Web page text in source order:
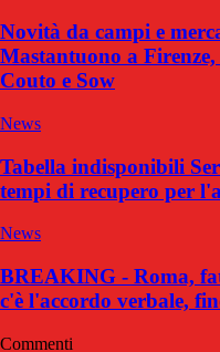
Novità da campi e
Mastantuono a
Couto e Sow
News
Tabella indisponibili
tempi di recupero per
News
BREAKING - Roma,
c'è l'accordo verbale,
Commenti